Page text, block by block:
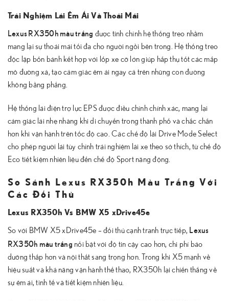
Trải Nghiệm Lái Êm Ái Và Thoải Mái
Lexus RX350h màu trắng được tinh chỉnh hệ thống treo nhằm
mang lại sự thoải mái tối đa cho người ngồi bên trong. Hệ thống treo
độc lập bốn bánh kết hợp với lốp xe cỡ lớn giúp hấp thụ tốt các mấp
mô đường xá, tạo cảm giác êm ái ngay cả trên những con đường
không bằng phẳng.
Hệ thống lái điện trợ lực EPS được điều chỉnh chính xác, mang lại
cảm giác lái nhẹ nhàng khi di chuyển trong thành phố và chắc chắn
hơn khi vận hành trên tốc độ cao. Các chế độ lái Drive Mode Select
cho phép người lái tùy chỉnh trải nghiệm lái xe theo sở thích, từ chế độ
Eco tiết kiệm nhiên liệu đến chế độ Sport năng động.
So Sánh Lexus RX350h Màu Trắng Với
Các Đối Thủ
Lexus RX350h Vs BMW X5 xDrive45e
So với BMW X5 xDrive45e – đối thủ cạnh tranh trực tiếp, Lexus
RX350h màu trắng nổi bật với độ tin cậy cao hơn, chi phí bảo
dưỡng thấp hơn và nội thất sang trọng hơn. Trong khi X5 mạnh về
hiệu suất và khả năng vận hành thể thao, RX350h lại chiến thắng về
sự êm ái, tinh tế và tiết kiệm nhiên liệu.